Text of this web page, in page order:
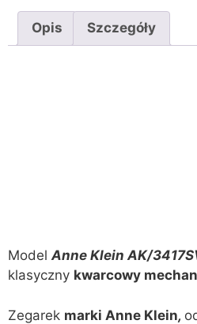
Opis Szczegóły
ModelAnne Klein AK/
klasyczny kwarcowy
Zegarek marki Anne Klein,